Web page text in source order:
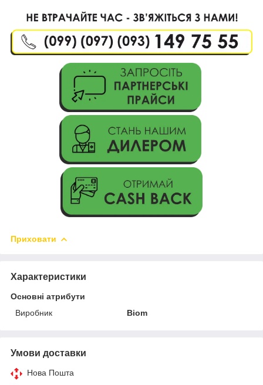
Приховати
Характеристики
Основні атрибути
Виробник
Biom
Умови доставки
Нова Пошта